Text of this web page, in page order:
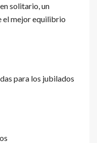
solitario, un
el mejor equilibrio
para los jubilados